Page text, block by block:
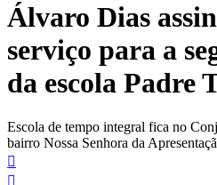
conteúdo
Álvaro Dias
serviço para a
da escola Padre
Escola de tempo integral fica no
bairro Nossa Senhora da